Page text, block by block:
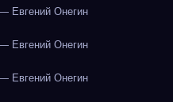
Евгений Онегин
Евгений Онегин
Евгений Онегин